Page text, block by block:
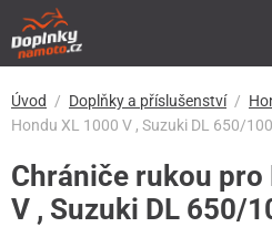
Úvod Doplňky a příslušenství
Hondu XL 1000 V , Suzuki DL 650/
Chrániče rukou pro
V , Suzuki DL 650/